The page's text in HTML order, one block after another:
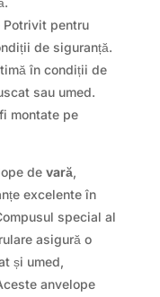
Potrivit pentru
de siguranță.
în condiții de
sau umed.
montate pe
de vară,
excelente în
special al
asigură o
și umed,
anvelope